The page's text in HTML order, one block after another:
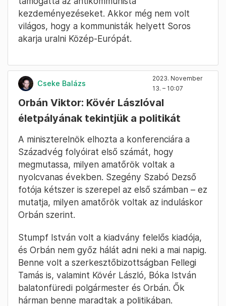
kezdeményezéseket. Akkor még nem volt
világos, hogy a kommunisták helyett Soros
akarja uralni Közép-Európát.
Cseke Balázs
2023. November
13. – 10:07
Orbán Viktor: Kövér Lászlóval
életpályának tekintjük a politikát
A miniszterelnök elhozta a konferenciára a
Századvég folyóirat első számát, hogy
megmutassa, milyen amatőrök voltak a
nyolcvanas években. Szegény Szabó Dezső
fotója kétszer is szerepel az első számban – ez
mutatja, milyen amatőrök voltak az induláskor
Orbán szerint.
Stumpf István volt a kiadvány felelős kiadója,
és Orbán nem győz hálát adni neki a mai napig.
Benne volt a szerkesztőbizottságban Fellegi
Tamás is, valamint Kövér László, Bóka István
balatonfüredi polgármester és Orbán. Ők
hárman benne maradtak a politikában.